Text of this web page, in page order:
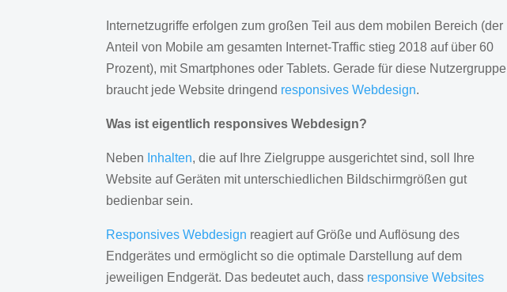
Internetzugriffe erfolgen zum großen Teil aus dem mobilen Bereich (der
Anteil von Mobile am gesamten Internet-Traffic stieg 2018 auf über 60
Prozent), mit Smartphones oder Tablets. Gerade für diese Nutzergruppe
braucht jede Website dringend responsives Webdesign.
Was ist eigentlich responsives Webdesign?
Neben Inhalten, die auf Ihre Zielgruppe ausgerichtet sind, soll Ihre
Website auf Geräten mit unterschiedlichen Bildschirmgrößen gut
bedienbar sein.
Responsives Webdesign reagiert auf Größe und Auflösung des
Endgerätes und ermöglicht so die optimale Darstellung auf dem
jeweiligen Endgerät. Das bedeutet auch, dass responsive Websites